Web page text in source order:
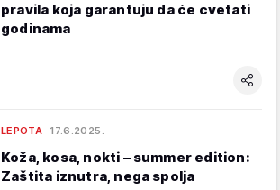
pravila koja garantuju da će cvetati
godinama
LEPOTA 17.6.2025.
Koža, kosa, nokti – summer edition:
Zaštita iznutra, nega spolja